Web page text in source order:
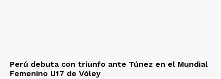
Perú debuta con triunfo ante Túnez en el Mundial
Femenino U17 de Vóley